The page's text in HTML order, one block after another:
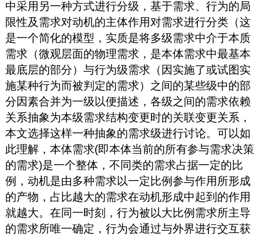
中采用另一种方式进行分级，基于需求、行为的局
限性及需求对动机的主体作用对需求进行分类（这
是一个简化的模型，实质是将多级需求中介于本质
需求（微观层面的物理需求，是本体需求中最基本
最底层的部分）与行为级需求（因实施了或试图实
施某种行为而被判定的需求）之间的某些级中的部
分因素合并为一级以便描述，各级之间的需求依赖
关系抽象为本级需求结构变更时的关联变更关系，
本文选择这样一种抽象的需求级进行讨论。可以如
此理解，本体需求(即本体当前的所有参与需求决策
的需求)是一个整体，不同类的需求占据一定的比
例，动机是由多种需求以一定比例参与作用所形成
的产物，占比越大的需求在动机形成中起到的作用
就越大。在同一时刻，行为被以大比例需求所主导
的需求所唯一确定，行为会通过与外界进行交互获